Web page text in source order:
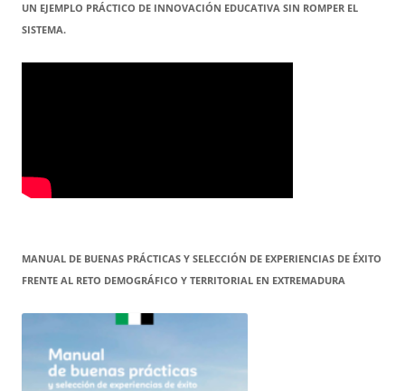
UN EJEMPLO PRÁCTICO DE INNOVACIÓN EDUCATIVA SIN ROMPER EL
SISTEMA.
MANUAL DE BUENAS PRÁCTICAS Y SELECCIÓN DE EXPERIENCIAS DE ÉXITO
FRENTE AL RETO DEMOGRÁFICO Y TERRITORIAL EN EXTREMADURA